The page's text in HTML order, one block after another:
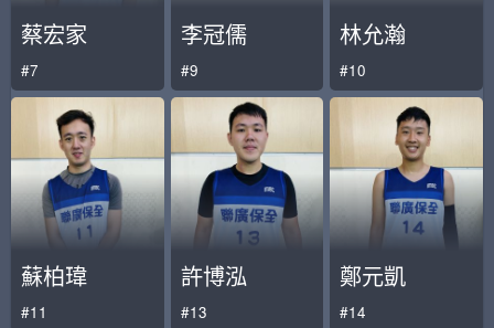
蔡宏家
#7
李冠儒
#9
林允瀚
#10
蘇柏瑋
#11
許博泓
#13
鄭元凱
#14